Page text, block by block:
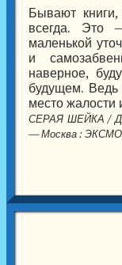
Бывают
всегда. Это
маленькой
и
наверное,
будущем. Ведь
место жалости
СЕРАЯ ШЕЙКА / Д.
— Москва :